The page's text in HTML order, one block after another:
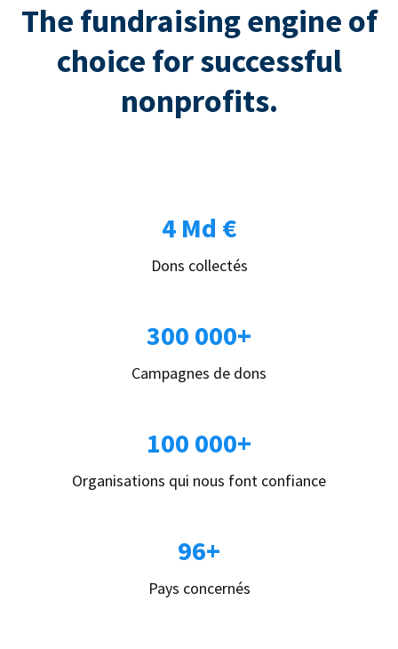
The fundraising engine of
choice for successful
nonprofits.
4 Md €
Dons collectés
300 000+
Campagnes de dons
100 000+
Organisations qui nous font confiance
96+
Pays concernés